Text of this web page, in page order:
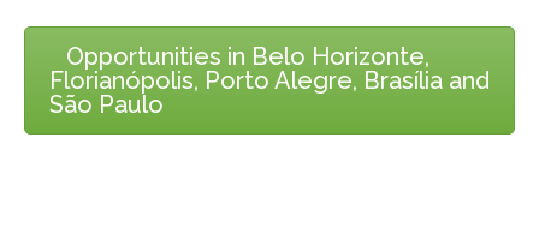
Opportunities in Belo Horizonte,
Florianópolis, Porto Alegre, Brasília and
São Paulo